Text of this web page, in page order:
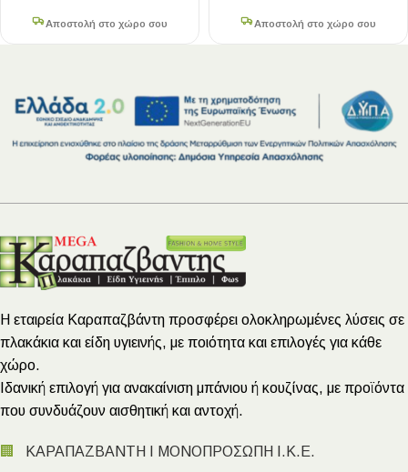
Αποστολή στο χώρο σου Αποστολή στο χώρο σου
Η εταιρεία Καραπαζβάντη προσφέρει ολοκληρωμένες λύσεις σε
πλακάκια και είδη υγιεινής, με ποιότητα και επιλογές για κάθε
χώρο.
Ιδανική επιλογή για ανακαίνιση μπάνιου ή κουζίνας, με προϊόντα
που συνδυάζουν αισθητική και αντοχή.
🏢 ΚΑΡΑΠΑΖΒΑΝΤΗ Ι ΜΟΝΟΠΡΟΣΩΠΗ Ι.Κ.Ε.